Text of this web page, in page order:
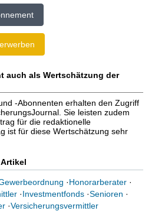
auch als Wertschätzung der
-Abonnenten erhalten den Zugriff
Sie leisten zudem
für die redaktionelle
ist für diese Wertschätzung sehr
·Honorarberater ·
·Investmentfonds ·Senioren ·
·Versicherungsvermittler